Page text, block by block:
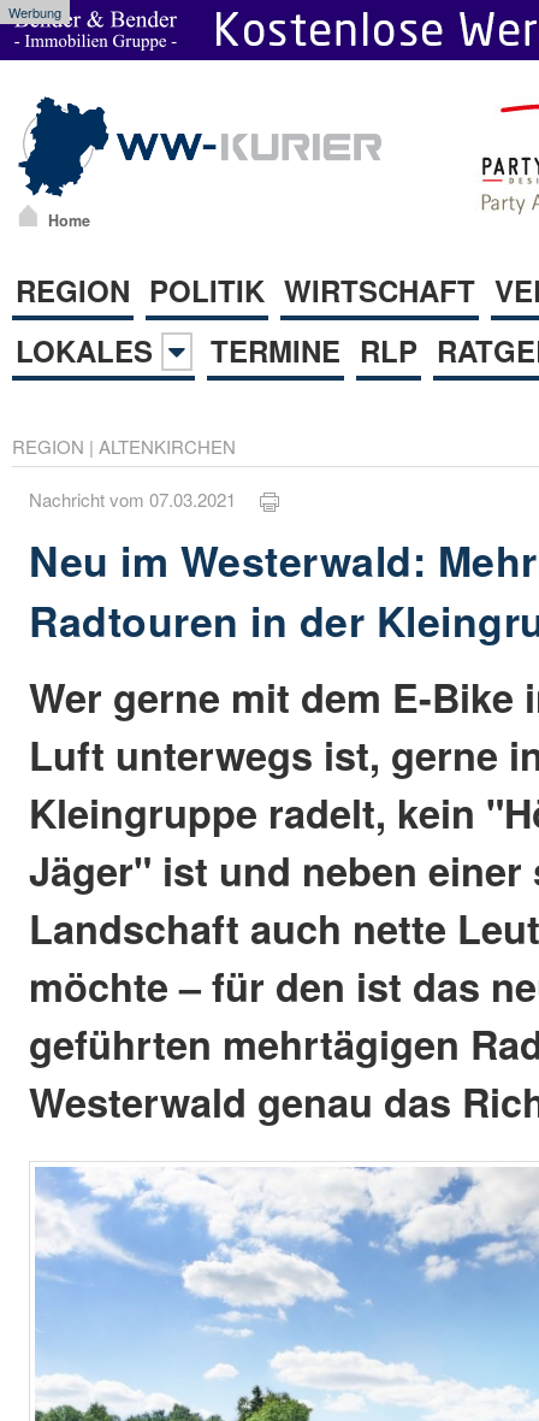
Werbung
Home
REGION POLITIK WIRTSCHAFT
LOKALES
TERMINE RLP
REGION | ALTENKIRCHEN
Nachricht vom 07.03.2021
Neu im Westerwald:
Radtouren in der
Wer gerne mit dem E-Bike
Luft unterwegs ist, gerne
Kleingruppe radelt, kein
Jäger" ist und neben einer
Landschaft auch nette
möchte – für den ist das
geführten mehrtägigen
Westerwald genau das